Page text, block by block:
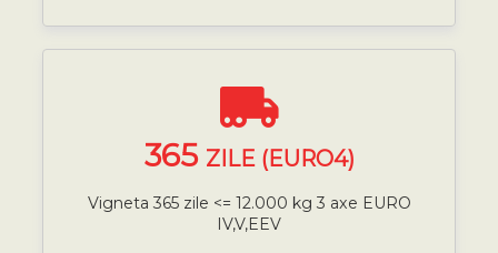
365 ZILE (EURO4)
Vigneta 365 zile <= 12.000 kg 3 axe EURO
IV,V,EEV